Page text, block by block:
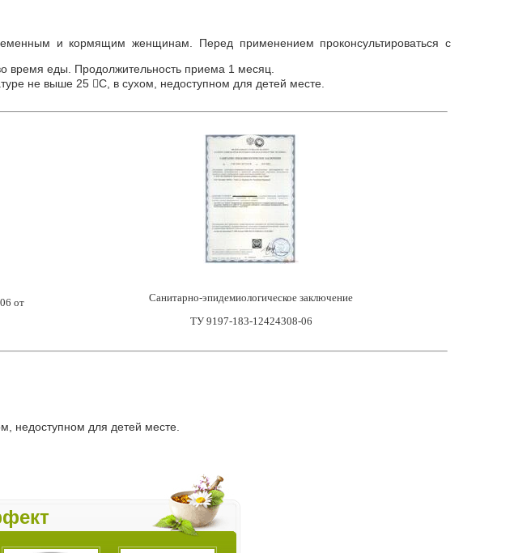
и кормящим женщинам. Перед применением проконсультироваться с
время еды. Продолжительность приема 1 месяц.
не выше 25 С, в сухом, недоступном для детей месте.
от
Санитарно-эпидемиологическое заключение
ТУ 9197-183-12424308-06
недоступном для детей месте.